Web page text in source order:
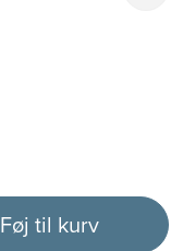
Føj til kurv